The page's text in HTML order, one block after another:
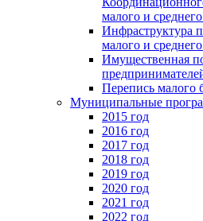
малого и
Инфраструктура
малого и
Имущественная
Перепись малого
Муниципальные
2015 год
2016 год
2017 год
2018 год
2019 год
2020 год
2021 год
2022 год